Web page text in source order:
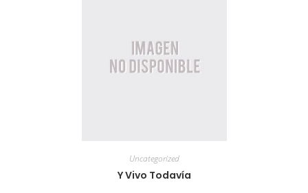
Uncategorized
Y Vivo Todavía